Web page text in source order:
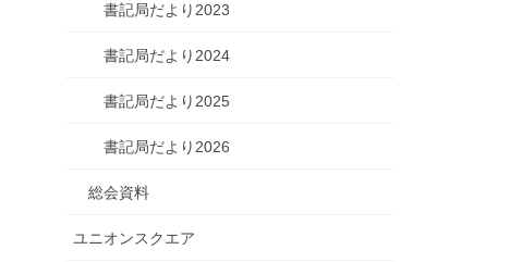
書記局だより2023
書記局だより2024
書記局だより2025
書記局だより2026
総会資料
ユニオンスクエア